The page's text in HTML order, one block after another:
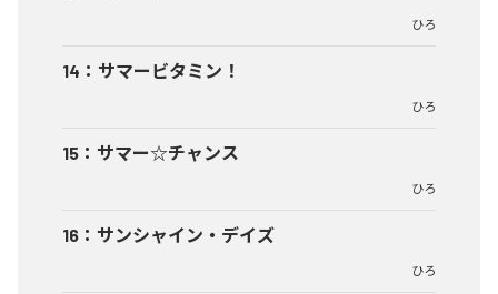
ひろ
14 ： サマービタミン！
ひろ
15 ： サマー☆チャンス
ひろ
16 ： サンシャイン・デイズ
ひろ